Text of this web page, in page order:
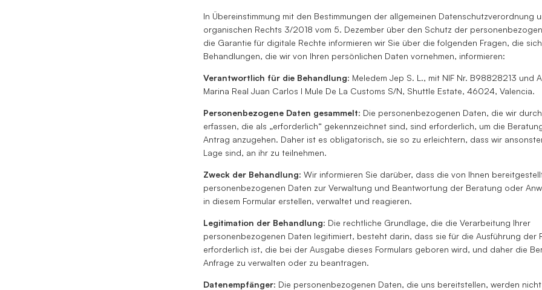
In Übereinstimmung mit den Bestimmungen der allgemeinen Datenschutzverordnung
organischen Rechts 3/2018 vom 5. Dezember über den Schutz der
die Garantie für digitale Rechte informieren wir Sie über die folgenden Fragen, die
Behandlungen, die wir von Ihren persönlichen Daten vornehmen, informieren:
Verantwortlich für die Behandlung: Meledem Jep S. L., mit NIF Nr. B98828213 und
Marina Real Juan Carlos I Mule De La Customs S/N, Shuttle Estate, 46024, Valencia.
Personenbezogene Daten gesammelt: Die personenbezogenen Daten, die wir
erfassen, die als „erforderlich“ gekennzeichnet sind, sind erforderlich, um die
Antrag anzugehen. Daher ist es obligatorisch, sie so zu erleichtern, dass wir
Lage sind, an ihr zu teilnehmen.
Zweck der Behandlung: Wir informieren Sie darüber, dass die von Ihnen
personenbezogenen Daten zur Verwaltung und Beantwortung der Beratung oder
in diesem Formular erstellen, verwaltet und reagieren.
Legitimation der Behandlung: Die rechtliche Grundlage, die die Verarbeitung Ihrer
personenbezogenen Daten legitimiert, besteht darin, dass sie für die Ausführung der
erforderlich ist, die bei der Ausgabe dieses Formulars geboren wird, und daher die
Anfrage zu verwalten oder zu beantragen.
Datenempfänger: Die personenbezogenen Daten, die uns bereitstellen, werden